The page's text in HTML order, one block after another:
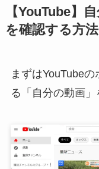
【YouTube】
を確認する方法
まずはYouTube
る「自分の動画」